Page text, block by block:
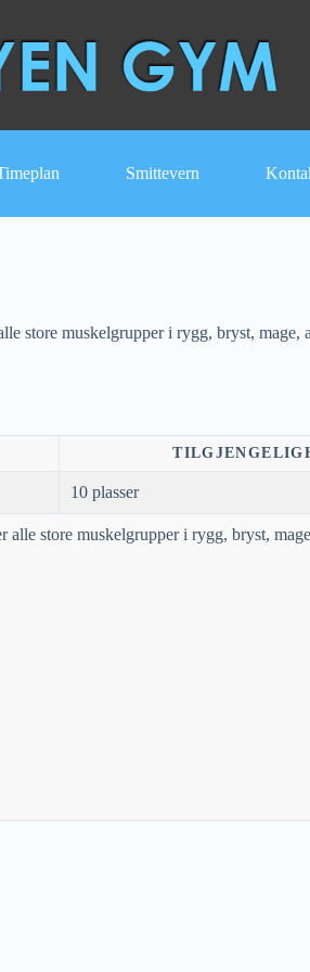
Smittevern
store muskelgrupper i rygg, bryst, mage,
10 plasser
store muskelgrupper i rygg, bryst,